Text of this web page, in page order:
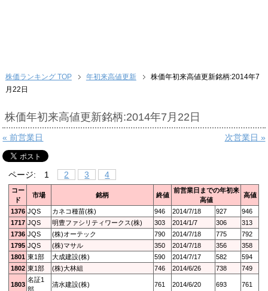
株価ランキング TOP 年初来高値更新
株価年初来高値更新銘柄:2014年7
月22日
株価年初来高値更新銘柄:2014年7月22日
« 前営業日 次営業日 »
ページ: 1 2 3 4
コー
ド
市場 銘柄 終値
前営業日までの年初来
高値
高値
1376 JQS カネコ種苗(株) 946 2014/7/18 927
946
1717 JQS 明豊ファシリティワークス(株) 303 2014/1/7 306
313
1736 JQS (株)オーテック 790 2014/7/18 775
792
1795 JQS (株)マサル 350 2014/7/18 356
358
1801 東1部 大成建設(株) 590 2014/7/17 582
594
1802 東1部 (株)大林組 746 2014/6/26 738 749
1803
名証1
部
清水建設(株) 761 2014/6/20 693 761